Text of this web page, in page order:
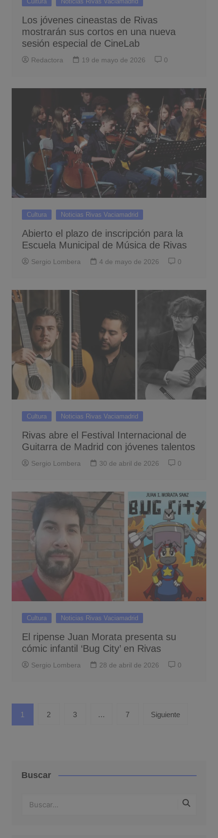
Los jóvenes cineastas de Rivas
mostrarán sus cortos en una nueva
sesión especial de CineLab
Redactora 19 de mayo de 2026 0
Cultura Noticias Rivas Vaciamadrid
Abierto el plazo de inscripción para la
Escuela Municipal de Música de Rivas
Sergio Lombera 4 de mayo de 2026 0
Cultura Noticias Rivas Vaciamadrid
Rivas abre el Festival Internacional de
Guitarra de Madrid con jóvenes talentos
Sergio Lombera 30 de abril de 2026 0
Cultura Noticias Rivas Vaciamadrid
El ripense Juan Morata presenta su
cómic infantil ‘Bug City’ en Rivas
Sergio Lombera 28 de abril de 2026 0
Paginación
de
1 2 3 … 7 Siguiente
Buscar